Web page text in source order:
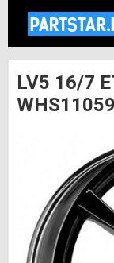
LV5 16/7